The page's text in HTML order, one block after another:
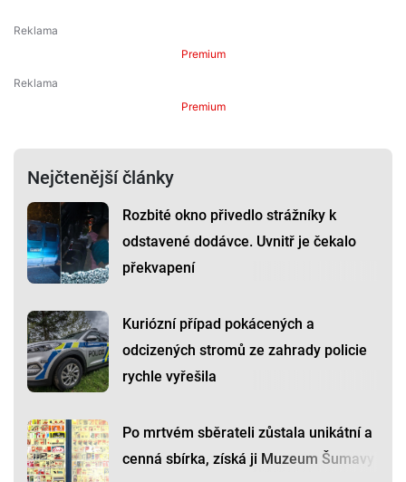
Premium
Premium
Nejčtenější články
Rozbité okno přivedlo strážníky k
odstavené dodávce. Uvnitř je čekalo
překvapení
Kuriózní případ pokácených a
odcizených stromů ze zahrady policie
rychle vyřešila
Po mrtvém sběrateli zůstala unikátní a
cenná sbírka, získá ji Muzeum Šumavy